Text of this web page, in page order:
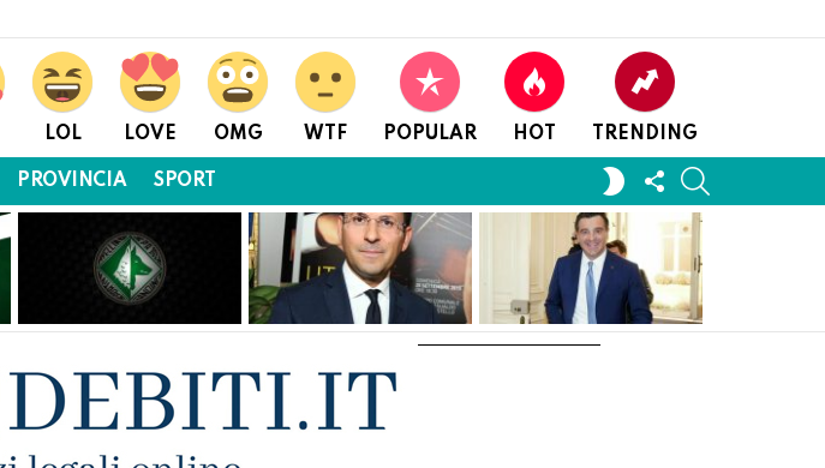
LOL LOVE OMG WTF POPULAR HOT TRENDING
PROVINCIA SPORT
SWITCH
SKIN
FOLLOW
US